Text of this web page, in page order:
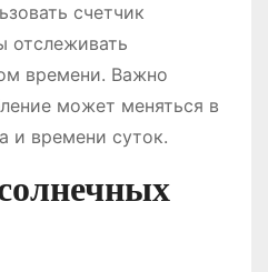
счетчик
отслеживать
времени. Важно
может меняться в
и времени суток.